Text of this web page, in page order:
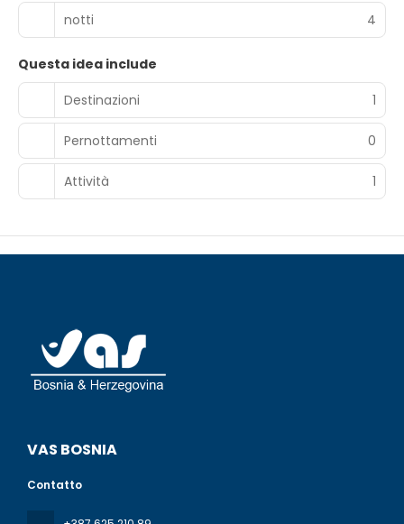
notti 4
Questa idea include
Destinazioni
1
Pernottamenti 0
Attività 1
VAS BOSNIA
Contatto